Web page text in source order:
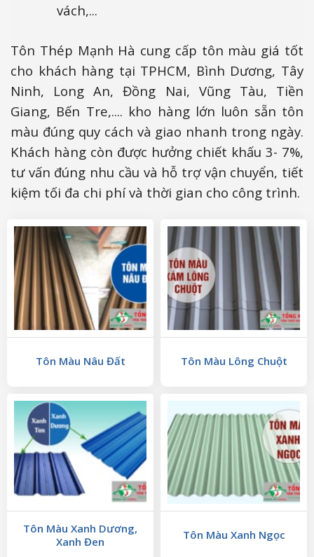
vách,...
Tôn Thép Mạnh Hà cung cấp tôn màu giá tốt
cho khách hàng tại TPHCM, Bình Dương, Tây
Ninh, Long An, Đồng Nai, Vũng Tàu, Tiền
Giang, Bến Tre,.... kho hàng lớn luôn sẵn tôn
màu đúng quy cách và giao nhanh trong ngày.
Khách hàng còn được hưởng chiết khấu 3- 7%,
tư vấn đúng nhu cầu và hỗ trợ vận chuyển, tiết
kiệm tối đa chi phí và thời gian cho công trình.
Tôn Màu Nâu Đất Tôn Màu Lông Chuột
Tôn Màu Xanh Dương,
Xanh Đen
Tôn Màu Xanh Ngọc